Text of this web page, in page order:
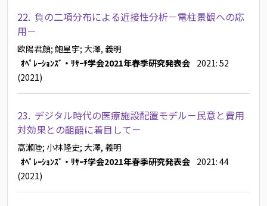
22. 負の二項分布による近接性分析－電柱景観への応
用－
欧陽君顔; 鮑星宇; 大澤, 義明
ｵﾍﾟﾚｰｼｮﾝｽﾞ・ﾘｻｰﾁ学会2021年春季研究発表会 2021: 52
(2021)
23. デジタル時代の医療施設配置モデル－民意と費用
対効果との齟齬に着目して－
髙瀬陸; 小林隆史; 大澤, 義明
ｵﾍﾟﾚｰｼｮﾝｽﾞ・ﾘｻｰﾁ学会2021年春季研究発表会 2021: 44
(2021)